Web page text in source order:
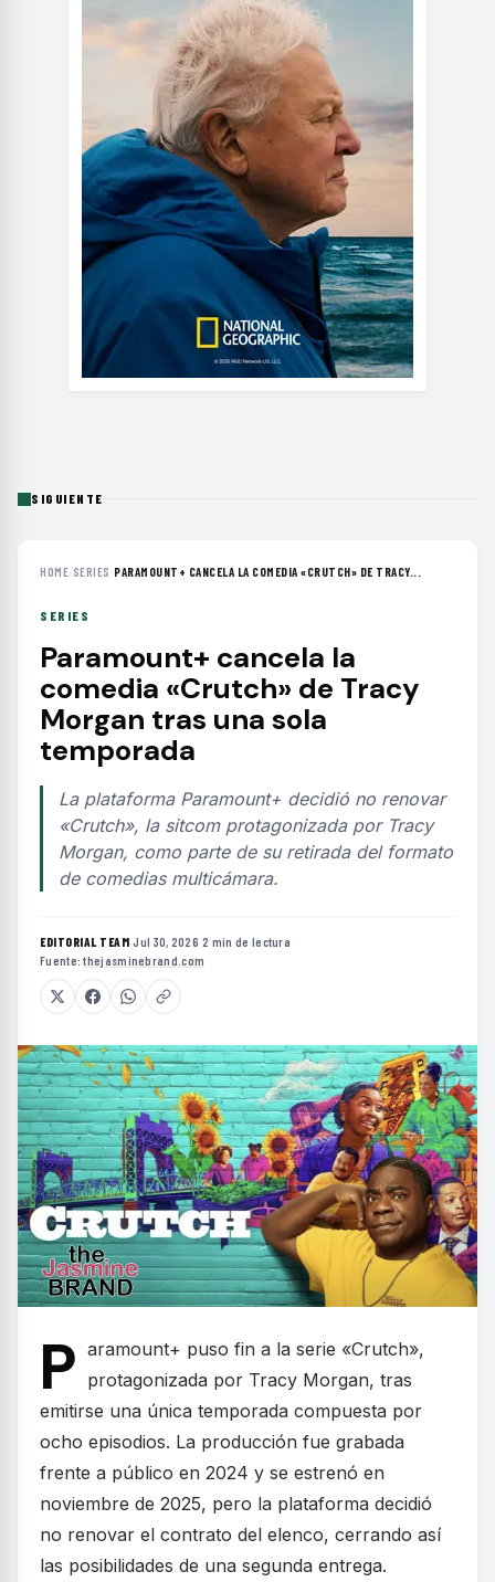
SIGUIENTE
HOME› SERIES ›PARAMOUNT+ CANCELA LA COMEDIA «CRUTCH» DE TRACY...
SERIES
Paramount+ cancela la
comedia «Crutch» de Tracy
Morgan tras una sola
temporada
La plataforma Paramount+ decidió no renovar
«Crutch», la sitcom protagonizada por Tracy
Morgan, como parte de su retirada del formato
de comedias multicámara.
EDITORIAL TEAM·Jul 30, 2026·2 min de lectura·
Fuente:thejasminebrand.com
P aramount+ puso fin a la serie «Crutch»,
protagonizada por Tracy Morgan, tras
emitirse una única temporada compuesta por
ocho episodios. La producción fue grabada
frente a público en 2024 y se estrenó en
noviembre de 2025, pero la plataforma decidió
no renovar el contrato del elenco, cerrando así
las posibilidades de una segunda entrega.